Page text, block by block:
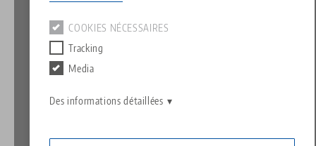
COOKIES NÉCESSAIRES
Tracking
Media
Des informations détaillées